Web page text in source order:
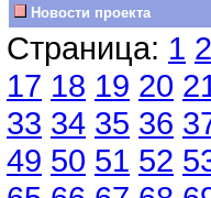
Новости проекта
Страница: 1 2
17 18 19 20
33 34 35 36
49 50 51 52